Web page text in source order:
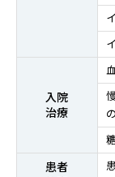
⼊院
治療
患者